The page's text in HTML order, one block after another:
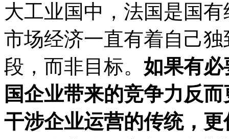
大工业国中，法国是国
市场经济一直有着自己
段，而非目标。 如果有
国企业带来的竞争力反
干涉企业运营的传统，